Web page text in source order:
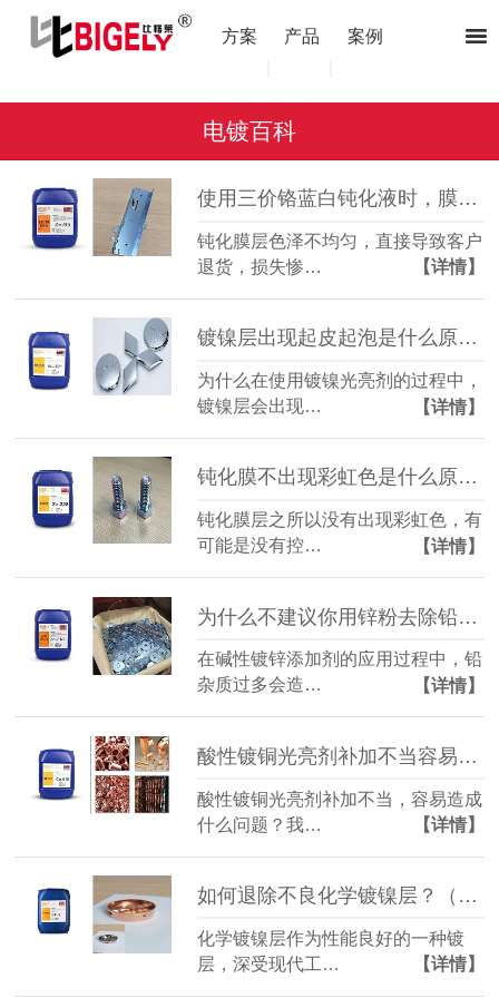
方案 产品 案例
电镀百科
使用三价铬蓝白钝化液时，膜层色泽不均匀的原因和解决方法
钝化膜层色泽不均匀，直接导致客户
退货，损失惨…
【详情】
镀镍层出现起皮起泡是什么原因？（镀镍光亮剂）
为什么在使用镀镍光亮剂的过程中，
镀镍层会出现…
【详情】
钝化膜不出现彩虹色是什么原因造成的02？（三价铬彩锌钝化液）
钝化膜层之所以没有出现彩虹色，有
可能是没有控…
【详情】
为什么不建议你用锌粉去除铅杂质（碱性镀锌添加剂）
在碱性镀锌添加剂的应用过程中，铅
杂质过多会造…
【详情】
酸性镀铜光亮剂补加不当容易造成的2种故障
酸性镀铜光亮剂补加不当，容易造成
什么问题？我…
【详情】
如何退除不良化学镀镍层？（退镍剂）
化学镀镍层作为性能良好的一种镀
层，深受现代工…
【详情】